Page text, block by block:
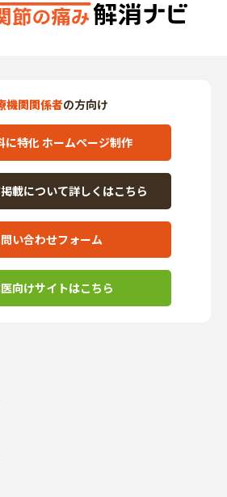
機関関係者の方向け
に特化 ホームページ制作
載について詳しくはこちら
い合わせフォーム
向けサイトはこちら